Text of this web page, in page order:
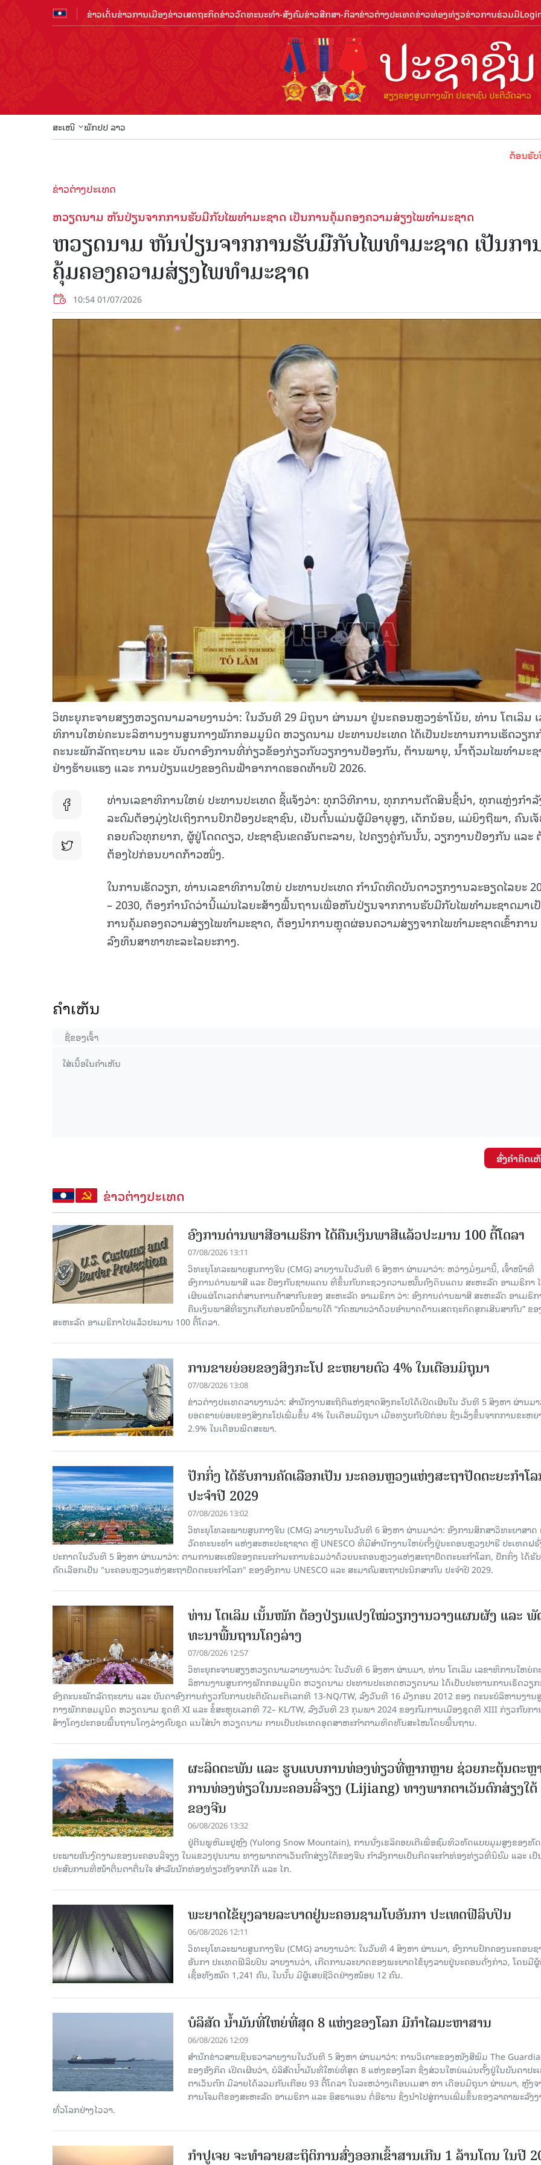
ຂ່າວເດັ່ນຂ່າວການເມືອງຂ່າວເສດຖະກິດຂ່າວວັດທະນະທຳ-ສັງຄົມຂ່າວສືກສາ-ກິລາຂ່າວຕ່າງປະເທດຂ່າວທ່ອງທ່ຽວຂ່າວການຮ່ວມມື
ສະເໜີ ພັກປປ ລາວ
ຕ້ອນຮັບປີທ່ອງ
ຂ່າວຕ່າງປະເທດ
ຫວຽດນາມ ຫັນ​ປ່ຽນ​ຈາກ​ການ​ຮັບ​ມື​ກັບ​ໄພ​ທຳ​ມະ​ຊາດ​ ​ເປັນ​ການ​ຄຸ້ມ​ຄອງ​ຄວາມສ່ຽງ​ໄພ​ທຳ​ມະ​ຊາດ
ຫວຽດນາມ ຫັນ​ປ່ຽນ​ຈາກ​ການ​ຮັບ​ມື​ກັບ​ໄພ​ທຳ​ມະ​ຊາດ​ ​ເປັນ​ກາ
ຄຸ້ມ​ຄອງ​ຄວາມສ່ຽງ​ໄພ​ທຳ​ມະ​ຊາດ
10:54 01/07/2026
ວິທະຍຸກະຈາຍສຽງຫວຽດນາມລາຍງານວ່າ: ໃນ​ວັນ​ທີ 29 ມິ​ຖຸ​ນາ ຜ່ານມາ ຢູ່ນະຄອນຫຼວງ​ຮ່າ​ໂນ້ຍ, ທ່ານ ໂຕ​ເລິມ ​ເ
ທິ​ການ​ໃຫຍ່ຄະ​ນະ​ລິ​ຫານ​ງານ​ສູນ​ກາງ​ພັກ​ກອມ​ມູ​ນິດ ຫວຽດ​ນາມ ປະ​ທານ​ປະ​ເທດ ​ໄດ້​ເປັນ​ປ​ະ​ທານການ​ເຮັດ​ວຽກ​
ຄະ​ນະ​ພັກ​ລັດ​ຖະ​ບານ ແລະ ບັນ​ດາ​ອົງ​ການ​ທີ່​ກ່ຽວ​ຂ້ອງ​ກ່ຽວ​ກັບ​ວຽກ​ງານ​ປ້ອງ​ກັນ, ຕ້ານ​ພາ​ຍຸ, ນ້ຳ​ຖ້ວມ​ໄພ​ທຳ​ມະ​ຊ
ຢ່າງ​ຮ້າຍ​ແຮງ ແລະ ການ​ປ່ຽນ​ແປງ​ຂອງ​ດິນ​ຟ້າ​ອາ​ກາດ​ຮອດ​ທ້າຍ​ປີ 2026.
ທ່ານເລຂາທິການໃຫຍ່ ປະທານປະເທດ ຊີ້ແຈ້ງວ່າ: ທຸກວິທີການ, ທຸກການຕັດສິນຊີ້ນຳ, ທຸກແຫຼ່ງກຳລັ
ລະດົມຕ້ອງມຸ່ງໄປເຖິງການປົກປ້ອງປະຊາຊົນ, ເປັນຕົ້ນແມ່ນຜູ້ມີອາຍຸສູງ, ເດັກນ້ອຍ, ແມ່ຍິງຖືພາ, ຄົນເ
ຄອບຄົວທຸກຍາກ, ຜູ້ຢູ່ໂດດດຽວ, ປະຊາຊົນເຂດອັນຕະລາຍ, ໄປຄຽງຄູ່ກັນນັ້ນ, ວຽກງານປ້ອງກັນ ແລະ
ຕ້ອງໄປກ່ອນບາດກ້າວໜຶ່ງ.
ໃນການເຮັດວຽກ, ທ່ານເລຂາທິການໃຫຍ່ ປະທານປະເທດ ກຳນົດທິດບັນດາວຽກງານລະອຽດໄລຍະ
– 2030, ຕ້ອງກຳນົດວ່ານີ້ແມ່ນໄລຍະສ້າງພື້ນຖານເພື່ອຫັນປ່ຽນຈາກການຮັບມືກັບໄພທຳມະຊາດມາເ
ການຄຸ້ມຄອງຄວາມສ່ຽງໄພທຳມະຊາດ, ຕ້ອງນຳການຫຼຸດຜ່ອນຄວາມສ່ຽງຈາກໄພທຳມະຊາດເຂົ້າການ
ລົງທຶນສາທາທະລະໄລຍະກາງ.
ຄໍາເຫັນ
ສົ່ງຄໍາຄິດເ
ຂ່າວຕ່າງປະເທດ
ອົງການດ່ານພາສີອາເມຣິກາ ໄດ້ຄືນເງິນພາສີແລ້ວປະມານ 100 ຕື້ໂດລາ
07/08/2026 13:11
ວິທະຍຸໂທລະພາບສູນກາງຈີນ (CMG) ລາຍງານໃນວັນທີ 6 ສິງຫາ ຜ່ານມາວ່າ: ຫວ່າງມໍ່ໆມານີ້, ເຈົ້າໜ້າທີ່
ອົງການດ່ານພາສີ ແລະ ປ້ອງກັນຊາຍແດນ ທີ່ຂຶ້ນກັບກະຊວງຄວາມໝັ້ນຄົງດິນແດນ ສະຫະລັດ ອາເມຣິກາ
ເຜີຍແຜ່ໂຕເລກຕໍ່ສານການຄ້າສາກົນຂອງ ສະຫະລັດ ອາເມຣິກາ ວ່າ: ອົງການດ່ານພາສີ ສະຫະລັດ ອາເມຣິກ
ຄືນເງິນພາສີທີ່ຮຽກເກັບກ່ອນໜ້ານີ້ພາຍໃຕ້ “ກົດໝາຍວ່າດ້ວຍອຳນາດດ້ານເສດຖະກິດສຸກເສີນສາກົນ” ຂອ
ສະຫະລັດ ອາເມຣິກາໄປແລ້ວປະມານ 100 ຕື້ໂດລາ.
ການຂາຍຍ່ອຍຂອງສິງກະໂປ ຂະຫຍາຍຕົວ 4% ໃນເດືອນມິຖຸນາ
07/08/2026 13:08
ຂ່າວຕ່າງປະເທດລາຍງານວ່າ: ສຳນັກງານສະຖິຕິແຫ່ງຊາດສິງກະໂປໄດ້ເປີດເຜີຍໃນ ວັນທີ 5 ສິງຫາ ຜ່ານມາ
ຍອດຂາຍຍ່ອຍຂອງສິງກະໂປເພີ່ມຂຶ້ນ 4% ໃນເດືອນມິຖຸນາ ເມື່ອທຽບກັບປີກ່ອນ ຊຶ່ງເລັ່ງຂຶ້ນຈາກການຂະຫຍ
2.9% ໃນເດືອນພຶດສະພາ.
ປັກກິ່ງ ໄດ້ຮັບການຄັດເລືອກເປັນ ນະຄອນຫຼວງແຫ່ງສະຖາປັດຕະຍະກຳໂ
ປະຈຳປີ 2029
07/08/2026 13:02
ວິທະຍຸໂທລະພາບສູນກາງຈີນ (CMG) ລາຍງານໃນວັນທີ 6 ສິງຫາ ຜ່ານມາວ່າ: ອົງການສຶກສາວິທະຍາສາດ
ວັດທະນະທຳ ແຫ່ງສະຫະປະຊາຊາດ ຫຼື UNESCO ທີ່ມີສຳນັກງານໃຫຍ່ຕັ້ງຢູ່ນະຄອນ​ຫຼວງປາຣີ ປະເທດຝຣັ່
ປະກາດໃນວັນທີ 5 ສິງຫາ ຜ່ານມາວ່າ: ຕາມການສະເໜີຂອງຄະນະກຳມະການຮ່ວມວ່າດ້ວຍນະຄອນຫຼວງແຫ່ງສະຖາປັດຕະຍະກຳໂລກ, ປັກກິ່ງ ໄດ້ຮັ
ຄັດ​ເລືອກເປັນ "ນະຄອນຫຼວງແຫ່ງສະຖາປັດຕະຍະກຳໂລກ" ຂອງອົງການ UNESCO ແລະ ສະມາ​ຄົມສະຖາປະນິກສາກົນ ປະຈຳປີ 2029.
ທ່ານ ໂຕ​ເລິມ ເນັ້ນໜັກ ຕ້ອງ​ປ່ຽນ​ແປງ​ໃໝ່​ວຽກ​ງານ​ວາງ​ແຜນ​ຜັງ ແລະ ​ພັ
ທະ​ນາ​ພື້ນ​ຖານ​ໂຄງ​ລ່າງ
07/08/2026 12:57
ວິທະຍຸກະຈາຍສຽງຫວຽດນາມລາຍງານວ່າ: ໃນ​ວັນ​ທີ 6 ສິງ​ຫາ ຜ່ານມາ, ທ່ານ ໂຕ​ເລິມ ເລ​ຂາ​ທິ​ການ​ໃຫຍ່​ຄ
ລິ​ຫານ​ງານ​ສູນ​ກາງ​ພັກ​ກອມ​ມູ​ນິດ ຫວຽດ​ນາມ ປະ​ທານ​ປະ​ເທດຫວຽດ​ນາມ ໄດ້​ເປັນ​ປະ​ທານ​ການ​ເຮັດ​ວຽ
ອົງ​ຄະ​ນະ​ພັກ​ລັດ​ຖະ​ບານ ແລະ ບັນ​ດາ​ອົງ​ການ​ກ່ຽວ​ກັບ​ການ​ປະ​ຕິ​ບັດ​ມະ​ຕິ​ເລກ​ທີ 13-NQ/TW, ລົງວັນ​ທີ 16 ມັງ​ກອນ 2012 ຂອງ ຄະ​ນະ​ບໍ​ລິ​ຫານ​ງານ​
ກາງ​ພັກ​ກອມ​ມູ​ນິດ ຫວຽດ​ນາມ ຊຸດ​ທີ XI ແລະ ຂໍ້​ສະ​ຫຼຸບ​ເລກ​ທີ 72– KL/TW, ​ລົງວັນ​ທີ 23 ກຸມ​ພາ 2024 ຂອງ​ກົມ​ການ​ເມື​ອງ​ຊຸດ​ທີ XIII ກ່ຽວ​ກັບ​ກ
ສ້າງ​ໂຄງ​ປະ​ກອບ​ພື້ນ​ຖານ​ໂຄງ​ລ່າງຄົບ​ຊຸດ ແນ​ໃສ່​ນຳ ຫວຽດ​ນາມ ກາຍ​ເປັນ​ປະ​ເທດ​ອຸດ​ສາ​ຫະ​ກຳ​ຕາມ​ທິດ​ທັນ​ສະ​ໄໝ​ໂດຍ​ພື້ນ​ຖານ.
ຜະລິດຕະພັນ ແລະ ຮູບແບບການທ່ອງທ່ຽວທີ່ຫຼາກຫຼາຍ ຊ່ວຍກະຕຸ້ນຕະຫຼ
ການທ່ອງທ່ຽວໃນນະຄອນລີ່ຈຽງ (Lijiang) ທາງພາກຕາເວັນຕົກສ່ຽງໃຕ້
ຂອງຈີນ
06/08/2026 13:32
ຢູ່ຕີນພູຫິມະຢູຫຼົງ (Yulong Snow Mountain), ການນັ່ງເຮລິຄອບເຕີເພື່ອຊົມທິວທັດແບບມຸມສູງຂອງທັ
ຍະພາບອັນງົດງາມຂອງນະຄອນລີ່ຈຽງ ໃນແຂວງຢຸນນານ ທາງພາກຕາເວັນຕົກສ່ຽງໃຕ້ຂອງຈີນ ກຳລັງກາຍເປັນກິດຈະກຳທ່ອງທ່ຽວທີ່ນິຍົມ ແລະ ເປັ
ປະສົບການທີ່ໜ້າຕື່ນຕາຕື່ນໃຈ ສຳລັບນັກທ່ອງທ່ຽວທັງຈາກໃກ້ ແລະ ໄກ.
ພະຍາດໄຂ້ຍຸງລາຍລະບາດຢູ່ນະຄອນຊາມໂບ​ອັນກາ ປະເທດຟີລິບປິນ
06/08/2026 12:11
ວິທະຍຸໂທລະພາບສູນກາງຈີນ (CMG) ລາຍງານວ່າ: ໃນວັນທີ 4 ສິງ​ຫາ ຜ່ານມາ, ອົງການ​ປົກ​ຄອງນະຄອນຊ
ອັນກາ ປະເທດຟີລິບປິນ ລາຍ​ງານວ່າ, ເກີດ​ການລະບາດ​ຂອງພະຍາດໄຂ້ຍຸງລາຍຢູ່ນະຄອນດັ່ງກ່າວ, ໂດຍມີ
ເຊື້ອ​ທັງ​ໝົດ 1,241 ຄົນ, ໃນນັ້ນ ມີຜູ້ເສຍຊີວິດຢ່າງໜ້ອຍ 12 ຄົນ.
ບໍລິສັດ ນ້ຳມັນທີ່ໃຫຍ່ທີ່ສຸດ 8 ແຫ່ງຂອງໂລກ ມີກຳໄລມະຫາສານ
06/08/2026 12:09
ສຳນັກຂ່າວສານຊິນຮວາລາຍງານໃນວັນທີ 5 ສິງຫາ ຜ່ານມາວ່າ: ການວິເຄາະຂອງໜັງສືພິມ The
ຂອງອັງກິດ ເປີດເຜີຍວ່າ, ບໍລິສັດນ້ຳມັນທີ່ໃຫຍ່ທີ່ສຸດ 8 ແຫ່ງຂອງໂລກ ຊຶ່ງສ່ວນໃຫຍ່ແມ່ນຕັ້ງຢູ່ໃນບັນດາປະ
ຕາເວັນຕົກ ມີລາຍໄດ້ລວມກັນເກືອບ 93 ຕື້ໂດລາ ໃນລະຫວ່າງເດືອນເມສາ ຫາ ເດືອນມິຖຸນາ ຜ່ານມາ, ຫຼັງຈ
ການໂຈມຕີຂອງສະຫະລັດ ອາເມຣິກາ ແລະ ອິສຣາແອນ ຕໍ່ອີຣານ ຊຶ່ງນຳໄປສູ່ການເພີ່ມຂຶ້ນຂອງລາຄາພະລັງງ
ທົ່ວໂລກຢ່າງໄວວາ.
ກຳປູເຈຍ ຈະທຳລາຍສະຖິຕິການສົ່ງອອກເຂົ້າສານເກີນ 1 ລ້ານໂຕນ ໃນປີ
15.040(07-08-